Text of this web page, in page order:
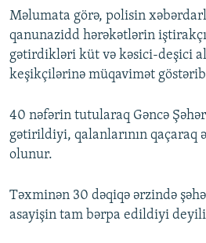
Məlumata görə, polisin
qanunazidd hərəkətlərin
gətirdikləri küt və kəsici-deşici
keşikçilərinə müqavimət
40 nəfərin tutularaq Gəncə
gətirildiyi, qalanlarının qaçaraq
olunur.
Təxminən 30 dəqiqə ərzində
asayişin tam bərpa edildiyi